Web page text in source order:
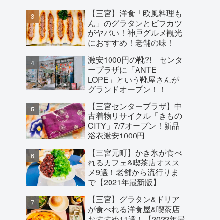
【三宮】洋食「欧風料理も
ん」のグラタンとビフカツ
がヤバい！神戸グルメ観光
におすすめ！老舗の味！
激安1000円の靴?! センタ
ープラザに「ANTE
LOPE」という靴屋さんが
グランドオープン！！
【三宮センタープラザ】中
古着物リサイクル「きもの
CITY」7/7オープン！新品
浴衣激安1000円
【三宮元町】かき氷が食べ
れるカフェ&喫茶店オスス
メ9選！老舗から流行りま
で【2021年最新版】
【三宮】グラタン&ドリア
が食べれる洋食屋&喫茶店